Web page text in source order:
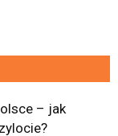
– jak